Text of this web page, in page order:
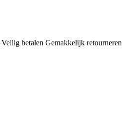
Veilig betalen Gemakkelijk retourneren